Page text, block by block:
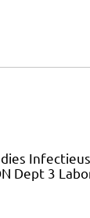
Dept 3